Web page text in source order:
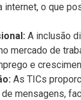
o que
A inclusão
mercado de
e
As TICs
mensagens,